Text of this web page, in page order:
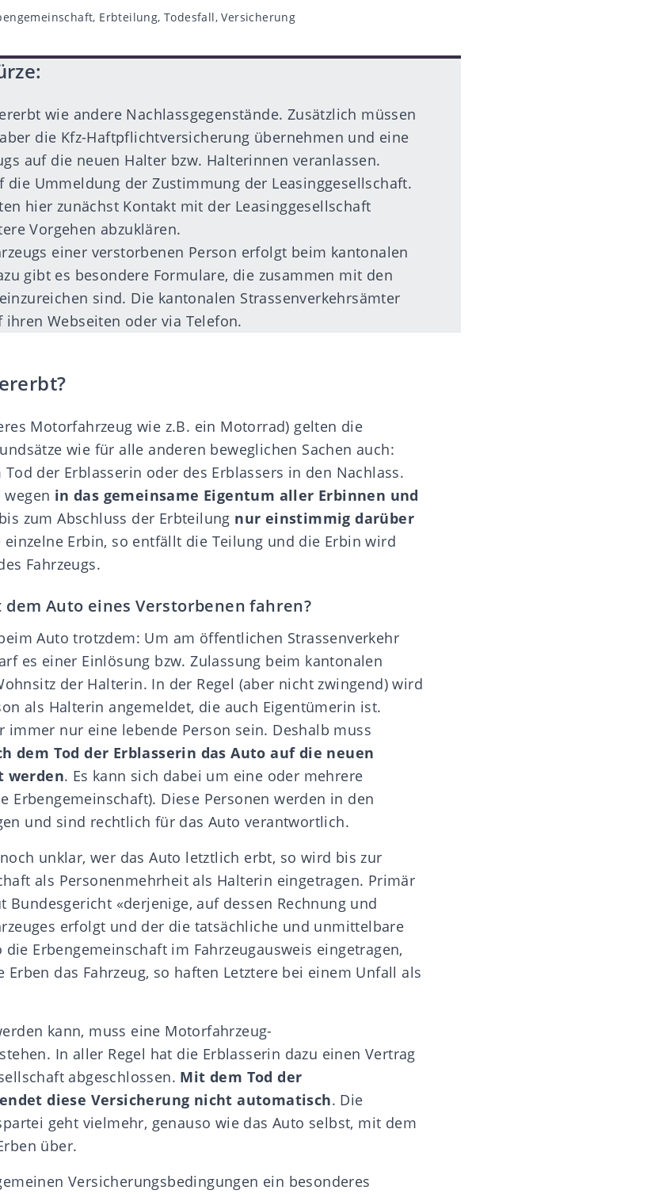
, Erbteilung,Todesfall,Versicherung
wie andere Nachlassgegenstände. Zusätzlich müssen
die Kfz-Haftpflichtversicherung übernehmen und eine
auf die neuen Halter bzw. Halterinnen veranlassen.
die Ummeldung der Zustimmung der Leasinggesellschaft.
hier zunächst Kontakt mit der Leasinggesellschaft
Vorgehen abzuklären.
einer verstorbenen Person erfolgt beim kantonalen
gibt es besondere Formulare, die zusammen mit den
sind. Die kantonalen Strassenverkehrsämter
ihren Webseiten oder via Telefon.
Motorfahrzeug wie z.B. ein Motorrad) gelten die
wie für alle anderen beweglichen Sachen auch:
der Erblasserin oder des Erblassers in den Nachlass.
wegen in das gemeinsame Eigentum aller Erbinnen und
zum Abschluss der Erbteilung nur einstimmig darüber
einzelne Erbin, so entfällt die Teilung und die Erbin wird
Fahrzeugs.
Auto eines Verstorbenen fahren?
Auto trotzdem: Um am öffentlichen Strassenverkehr
es einer Einlösung bzw. Zulassung beim kantonalen
der Halterin. In der Regel (aber nicht zwingend) wird
als Halterin angemeldet, die auch Eigentümerin ist.
immer nur eine lebende Person sein. Deshalb muss
dem Tod der Erblasserin das Auto auf die neuen
werden. Es kann sich dabei um eine oder mehrere
Erbengemeinschaft). Diese Personen werden in den
und sind rechtlich für das Auto verantwortlich.
unklar, wer das Auto letztlich erbt, so wird bis zur
als Personenmehrheit als Halterin eingetragen. Primär
Bundesgericht «derjenige, auf dessen Rechnung und
erfolgt und der die tatsächliche und unmittelbare
die Erbengemeinschaft im Fahrzeugausweis eingetragen,
das Fahrzeug, so haften Letztere bei einem Unfall als
kann, muss eine Motorfahrzeug-
In aller Regel hat die Erblasserin dazu einenVertrag
abgeschlossen. Mit dem Tod der
diese Versicherung nicht automatisch. Die
geht vielmehr, genauso wie das Auto selbst, mit dem
über.
Versicherungsbedingungen ein besonderes